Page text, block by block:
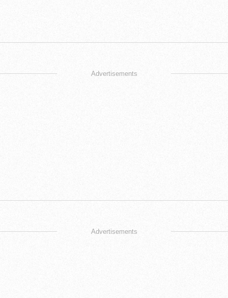
Advertisements
Advertisements